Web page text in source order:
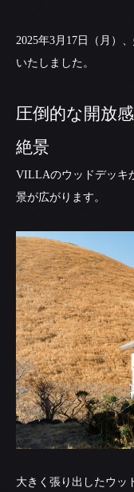
2025年3月17日（月）、
いたしました。
圧倒的な開放
絶景
VILLAのウッドデッキ
景が広がります。
大きく張り出したウッ